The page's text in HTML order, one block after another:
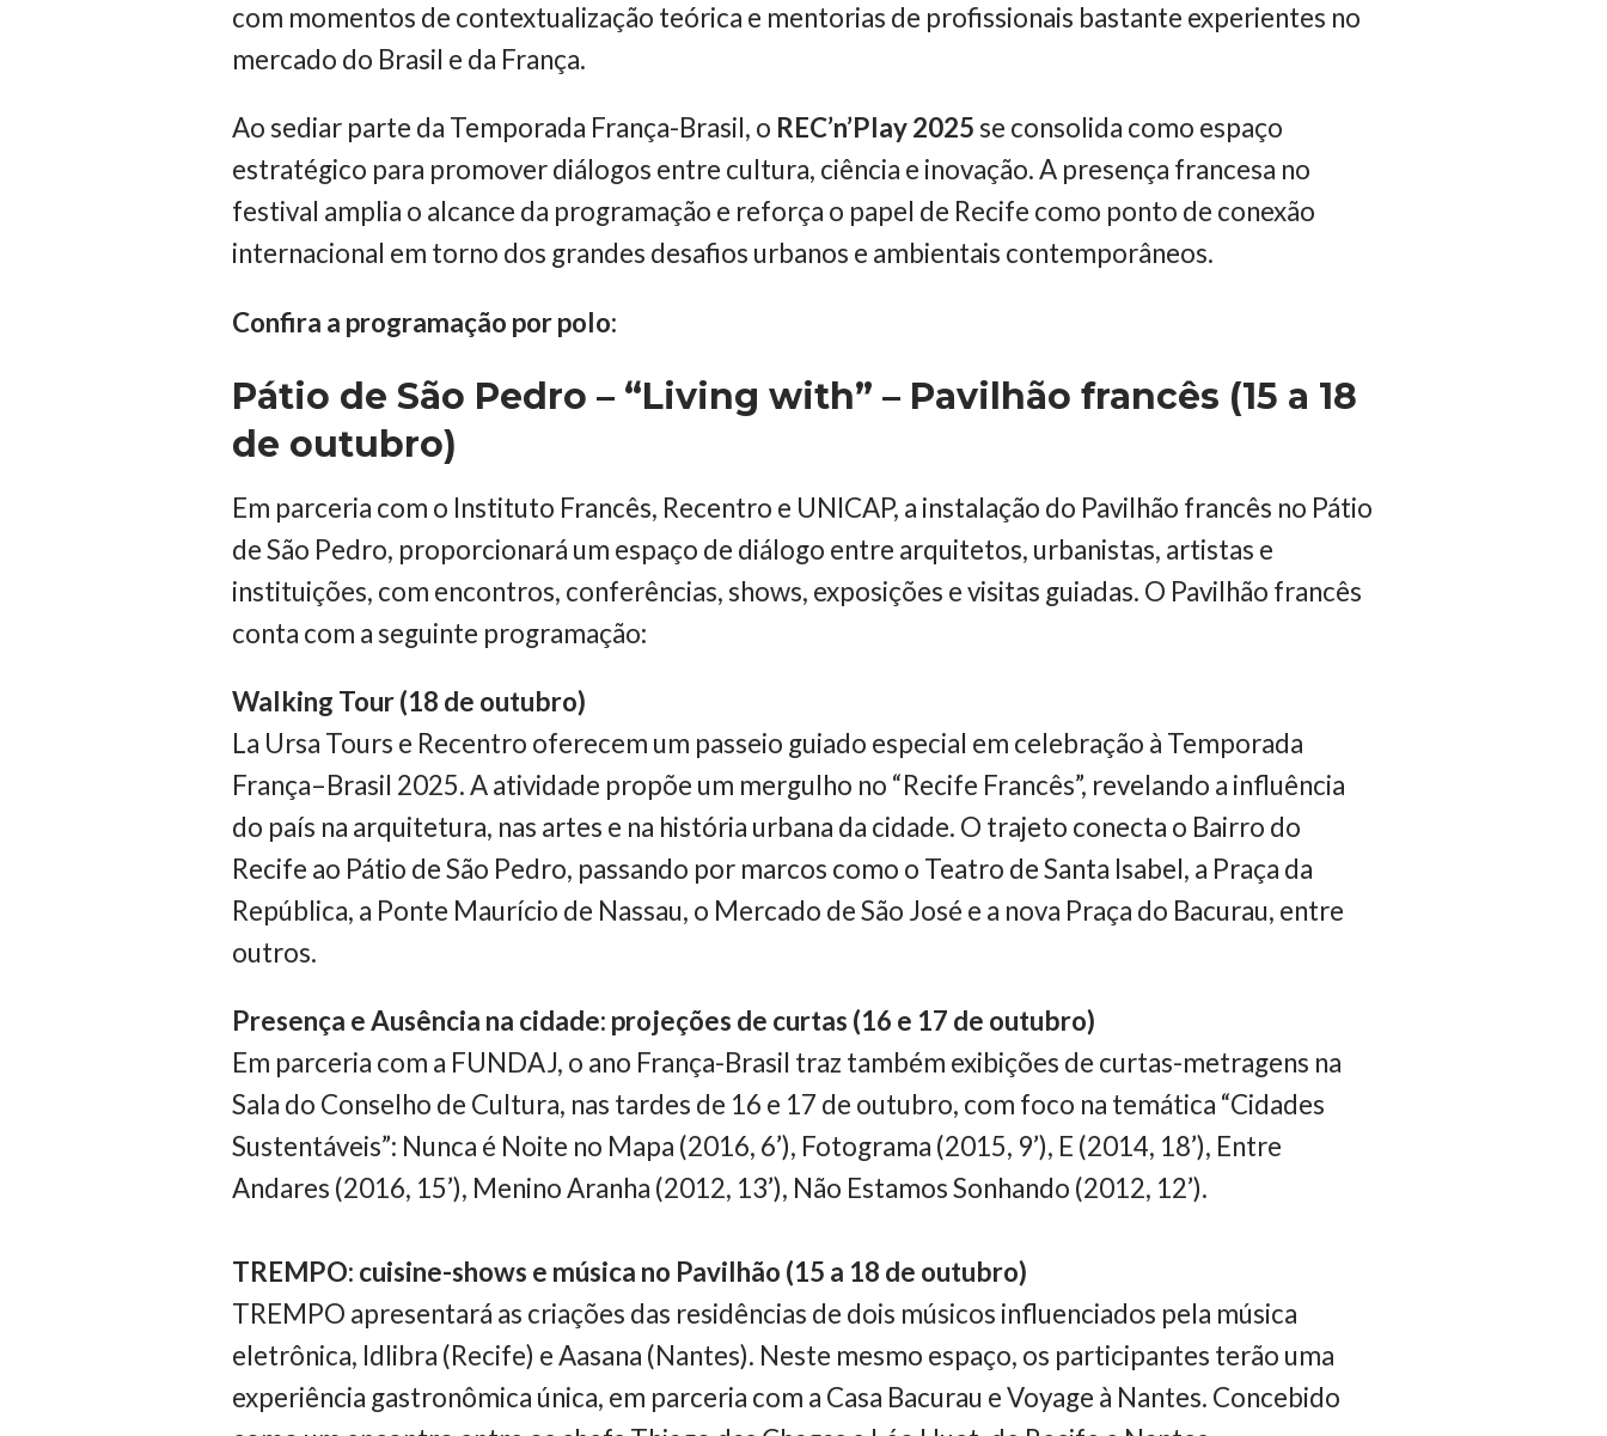
com momentos de contextualização teórica e mentorias de profissionais bastante experientes no
mercado do Brasil e da França.
Ao sediar parte da Temporada França-Brasil, o REC’n’Play 2025se consolida como espaço
estratégico para promover diálogos entre cultura, ciência e inovação. A presença francesa no
festival amplia o alcance da programação e reforça o papel de Recife como ponto de conexão
internacional em torno dos grandes desafios urbanos e ambientais contemporâneos.
Confira a programação por polo:
Pátio de São Pedro – “Living with” – Pavilhão francês (15 a 18
de outubro)
Em parceria com o Instituto Francês, Recentro e UNICAP, a instalação do Pavilhão francês no Pátio
de São Pedro, proporcionará um espaço de diálogo entre arquitetos, urbanistas, artistas e
instituições, com encontros, conferências, shows, exposições e visitas guiadas. O Pavilhão francês
conta com a seguinte programação:
Walking Tour (18 de outubro)
La Ursa Tours e Recentro oferecem um passeio guiado especial em celebração à Temporada
França–Brasil 2025. A atividade propõe um mergulho no “Recife Francês”, revelando a influência
do país na arquitetura, nas artes e na história urbana da cidade. O trajeto conecta o Bairro do
Recife ao Pátio de São Pedro, passando por marcos como o Teatro de Santa Isabel, a Praça da
República, a Ponte Maurício de Nassau, o Mercado de São José e a nova Praça do Bacurau, entre
outros.
Presença e Ausência na cidade: projeções de curtas (16 e 17 de outubro)
Em parceria com a FUNDAJ, o ano França-Brasil traz também exibições de curtas-metragens na
Sala do Conselho de Cultura, nas tardes de 16 e 17 de outubro, com foco na temática “Cidades
Sustentáveis”: Nunca é Noite no Mapa (2016, 6’), Fotograma (2015, 9’), E (2014, 18’), Entre
Andares (2016, 15’), Menino Aranha (2012, 13’), Não Estamos Sonhando (2012, 12’).
TREMPO: cuisine-shows e música no Pavilhão (15 a 18 de outubro)
TREMPO apresentará as criações das residências de dois músicos influenciados pela música
eletrônica, Idlibra (Recife) e Aasana (Nantes). Neste mesmo espaço, os participantes terão uma
experiência gastronômica única, em parceria com a Casa Bacurau e Voyage à Nantes. Concebido